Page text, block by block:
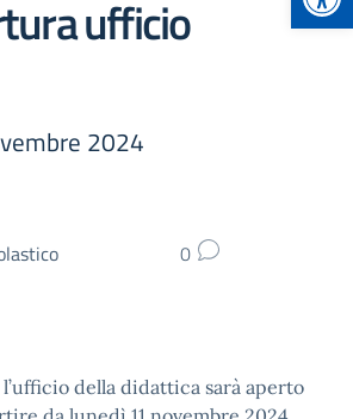
ufficio
2024
0
della didattica sarà aperto